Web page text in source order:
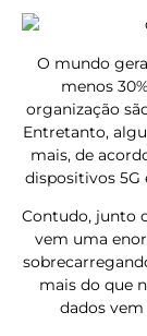
O mundo
menos
organização
Entretanto,
mais, de
dispositivos 5G
Contudo, junto
vem uma
mais do que
dados